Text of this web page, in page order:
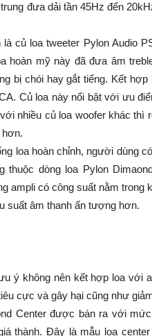
đưa dải tần 45Hz đến
củ loa tweeter Pylon Audio
hoàn mỹ này đã đưa âm
bị chói hay gắt tiếng. Kết
Củ loa này nổi bật với ưu
nhiều củ loa woofer khác
loa hoàn chỉnh, người dùng
thuộc dòng loa Pylon
ampli có công suất nằm
suất âm thanh ấn tượng hơn.
ý không nên kết hợp loa với
cực và gây hại cũng như
Center được bán ra với
thành. Đây là mẫu loa